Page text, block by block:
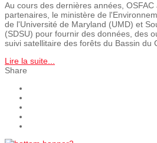
Au cours des dernières années,
partenaires, le ministère de
de l'Université de Maryland (UMD) et
(SDSU) pour fournir des données, des
suivi satellitaire des forêts du Bassin du
Lire la suite...
Share